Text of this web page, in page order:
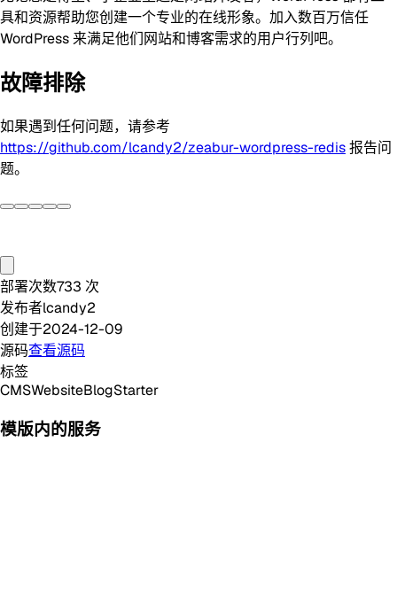
具和资源帮助您创建一个专业的在线形象。加入数百万信任
WordPress 来满足他们网站和博客需求的用户行列吧。
故障排除
如果遇到任何问题，请参考
https://github.com/lcandy2/zeabur-wordpress-redis报告问
题。
部署次数733 次
发布者lcandy2
创建于2024-12-09
源码查看源码
标签
CMSWebsiteBlogStarter
模版内的服务